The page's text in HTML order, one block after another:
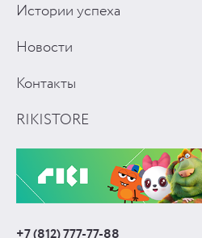
Истории успеха
Новости
Контакты
RIKISTORE